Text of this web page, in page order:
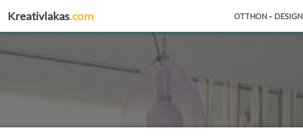
Kreativlakas.com OTTHON – DESIGN
×